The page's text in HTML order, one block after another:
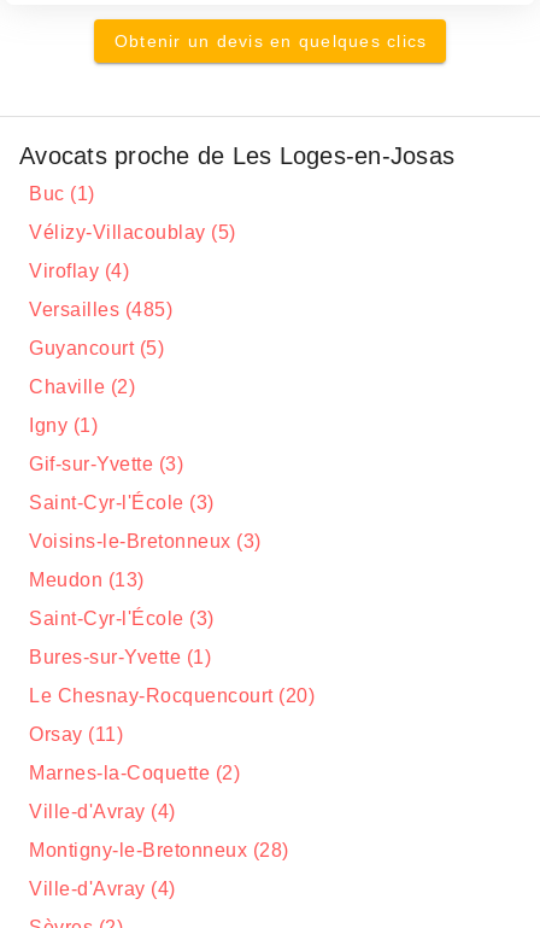
Obtenir un devis en quelques clics
Avocats proche de Les Loges-en-Josas
Buc (1)
Vélizy-Villacoublay (5)
Viroflay (4)
Versailles (485)
Guyancourt (5)
Chaville (2)
Igny (1)
Gif-sur-Yvette (3)
Saint-Cyr-l'École (3)
Voisins-le-Bretonneux (3)
Meudon (13)
Saint-Cyr-l'École (3)
Bures-sur-Yvette (1)
Le Chesnay-Rocquencourt (20)
Orsay (11)
Marnes-la-Coquette (2)
Ville-d'Avray (4)
Montigny-le-Bretonneux (28)
Ville-d'Avray (4)